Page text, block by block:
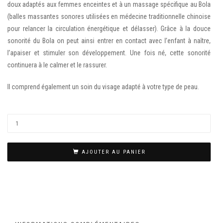
doux adaptés aux femmes enceintes et à un massage spécifique au Bola
(balles massantes sonores utilisées en médecine traditionnelle chinoise
pour relancer la circulation énergétique et délasser). Grâce à la douce
sonorité du Bola on peut ainsi entrer en contact avec l’enfant à naître,
l’apaiser et stimuler son développement. Une fois né, cette sonorité
continuera à le calmer et le rassurer.
Il comprend également un soin du visage adapté à votre type de peau.
AJOUTER AU PANIER